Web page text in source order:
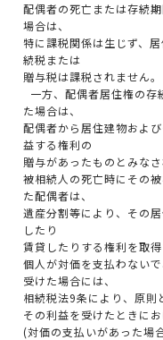
配偶者の死亡または存続
場合は、
特に課税関係は生じず、
続税または
贈与税は課税されません。
一方、配偶者居住権の存
た場合は、
配偶者から居住建物およ
益する権利の
贈与があったものとみな
被相続人の死亡時にその
た配偶者は、
遺産分割等により、その
したり
賃貸したりする権利を取得
個人が対価を支払わない
受けた場合には、
相続税法9条により、原則
その利益を受けたときに
(対価の支払いがあった場